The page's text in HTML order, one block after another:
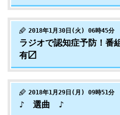
2018年1月30日(火) 06時45分
ラジオで認知症予防！番
有〼
2018年1月29日(月) 09時51分
♪ 選曲 ♪